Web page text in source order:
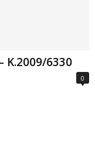
K.2009/6330
0